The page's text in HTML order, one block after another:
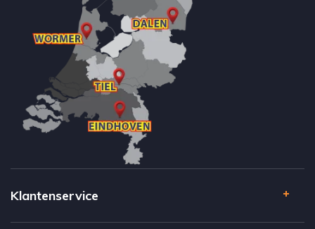
Klantenservice